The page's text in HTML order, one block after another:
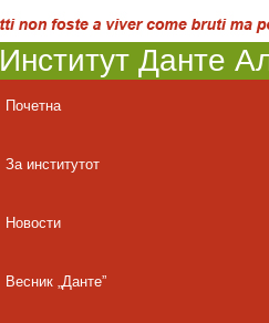
Институт Данте
Почетна
За институтот
Новости
Весник „Данте”